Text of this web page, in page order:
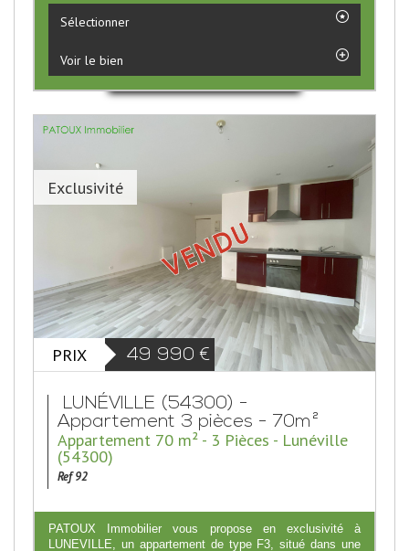
Sélectionner
Voir le bien
Exclusivité
PRIX 49 990 €
LUNÉVILLE (54300) -
Appartement 3 pièces - 70m²
Appartement 70 m² - 3 Pièces - Lunéville
(54300)
Ref 92
PATOUX Immobilier vous propose en exclusivité à
LUNEVILLE, un appartement de type F3, situé dans une